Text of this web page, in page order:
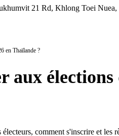
21 Rd, Khlong Toei
en Thaïlande ?
aux élections
comment s'inscrire et les